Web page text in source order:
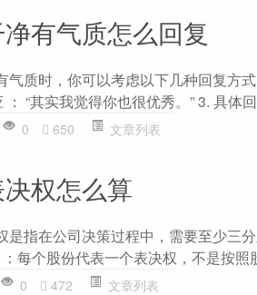
有气质怎么回复
气质时，你可以考虑以下几种回复方
： “其实我觉得你也很优秀。” 3. 具体
0 650 文章列表
权怎么算
是指在公司决策过程中，需要至少三
每个股份代表一个表决权，不是按照
0 472 文章列表